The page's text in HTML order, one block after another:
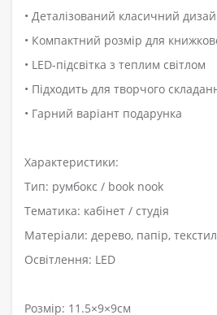
• Деталізований класичний
• Компактний розмір для
• LED-підсвітка з теплим світлом
• Підходить для творчого
• Гарний варіант подарунка
Характеристики:
Тип: румбокс / book nook
Тематика: кабінет / студія
Матеріали: дерево, папір,
Освітлення: LED
Розмір: 11.5×9×9см